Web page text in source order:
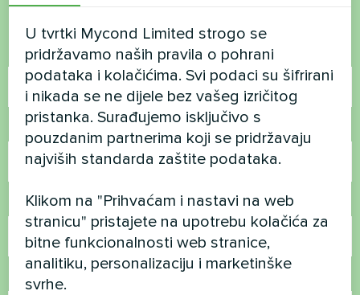
Kontaktirajte nas i mi ćemo vam pomoći
Ime
Broj telefona
E-pošta
Komentar
U tvrtki Mycond Limited strogo se
pridržavamo naših pravila o pohrani
podataka i kolačićima. Svi podaci su šifrirani
i nikada se ne dijele bez vašeg izričitog
pristanka. Surađujemo isključivo s
pouzdanim partnerima koji se pridržavaju
najviših standarda zaštite podataka.
Klikom na "Prihvaćam i nastavi na web
stranicu" pristajete na upotrebu kolačića za
bitne funkcionalnosti web stranice,
analitiku, personalizaciju i marketinške
svrhe.